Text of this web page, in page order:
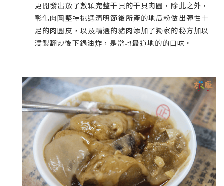
更開發出放了數顆完整干貝的干貝肉圓，除此之外，
彰化肉圓堅持挑選清明節後所產的地瓜粉做出彈性十
足的肉圓皮，以及精選的豬肉添加了獨家的秘方加以
浸製翻炒後下鍋油炸，是當地最道地的的口味。